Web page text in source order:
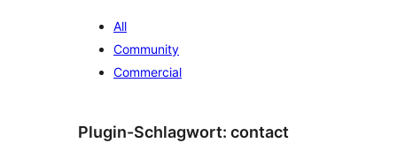
All
Community
Commercial
Plugin-Schlagwort: contact